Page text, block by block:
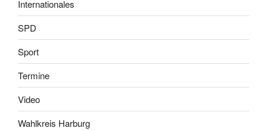
Internationales
SPD
Sport
Termine
Video
Wahlkreis Harburg